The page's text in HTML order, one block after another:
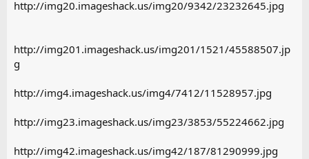
http://img20.imageshack.us/img20/9342/23232645.jpg
http://img201.imageshack.us/img201/1521/45588507.jp
g
http://img4.imageshack.us/img4/7412/11528957.jpg
http://img23.imageshack.us/img23/3853/55224662.jpg
http://img42.imageshack.us/img42/187/81290999.jpg